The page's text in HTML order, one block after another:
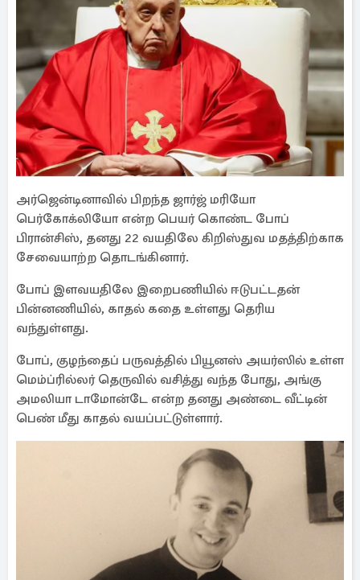
அர்ஜென்டினாவில் பிறந்த ஜார்ஜ் மரியோ
பெர்கோக்லியோ என்ற பெயர் கொண்ட போப்
பிரான்சிஸ், தனது 22 வயதிலே கிறிஸ்துவ மதத்திற்காக
சேவையாற்ற தொடங்கினார்.
போப் இளவயதிலே இறைபணியில் ஈடுபட்டதன்
பின்னணியில், காதல் கதை உள்ளது தெரிய
வந்துள்ளது.
போப், குழந்தைப் பருவத்தில் பியூனஸ் அயர்ஸில் உள்ள
மெம்ப்ரில்லர் தெருவில் வசித்து வந்த போது, அங்கு
அமலியா டாமோன்டே என்ற தனது அண்டை வீட்டின்
பெண் மீது காதல் வயப்பட்டுள்ளார்.